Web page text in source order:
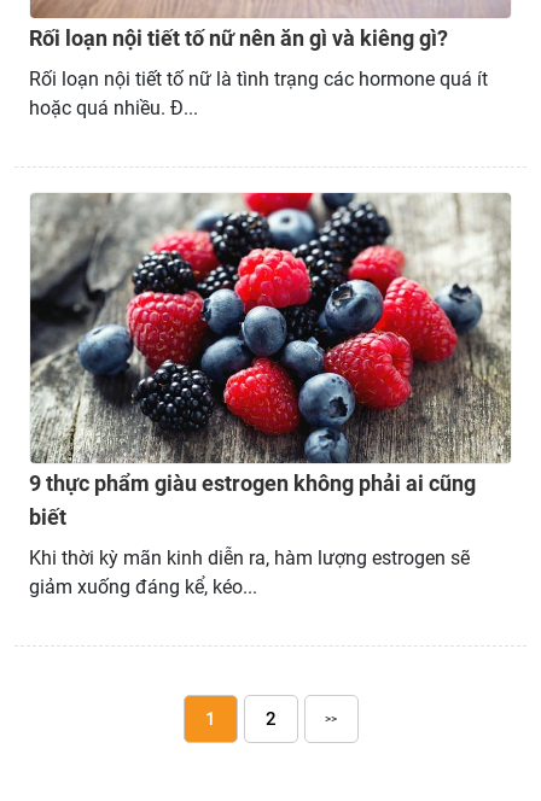
Rối loạn nội tiết tố nữ nên ăn gì và kiêng gì?
Rối loạn nội tiết tố nữ là tình trạng các hormone quá ít
hoặc quá nhiều. Đ...
9 thực phẩm giàu estrogen không phải ai cũng
biết
Khi thời kỳ mãn kinh diễn ra, hàm lượng estrogen sẽ
giảm xuống đáng kể, kéo...
1 2 >>